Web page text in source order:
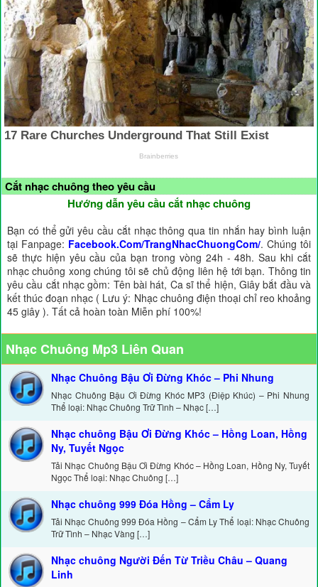
Cắt nhạc chuông theo yêu cầu
Hướng dẫn yêu cầu cắt nhạc chuông
Bạn có thể gửi yêu cầu cắt nhạc thông qua tin nhắn hay bình luận
tại Fanpage: Facebook.Com/TrangNhacChuongCom/. Chúng tôi
sẽ thực hiện yêu cầu của bạn trong vòng 24h - 48h. Sau khi cắt
nhạc chuông xong chúng tôi sẽ chủ động liên hệ tới bạn. Thông tin
yêu cầu cắt nhạc gồm: Tên bài hát, Ca sĩ thể hiện, Giây bắt đầu và
kết thúc đoạn nhạc ( Lưu ý: Nhạc chuông điện thoại chỉ reo khoảng
45 giây ). Tất cả hoàn toàn Miễn phí 100%!
Nhạc Chuông Mp3 Liên Quan
Nhạc Chuông Bậu Ơi Đừng Khóc – Phi Nhung
Nhạc Chuông Bậu Ơi Đừng Khóc MP3 (Điệp Khúc) – Phi Nhung
Thể loại: Nhạc Chuông Trữ Tình – Nhạc […]
Nhạc chuông Bậu Ơi Đừng Khóc – Hồng Loan, Hồng
Ny, Tuyết Ngọc
Tải Nhạc Chuông Bậu Ơi Đừng Khóc – Hồng Loan, Hồng Ny, Tuyết
Ngọc Thể loại: Nhạc Chuông […]
Nhạc chuông 999 Đóa Hồng – Cẩm Ly
Tải Nhạc Chuông 999 Đóa Hồng – Cẩm Ly Thể loại: Nhạc Chuông
Trữ Tình – Nhạc Vàng […]
Nhạc chuông Người Đến Từ Triều Châu – Quang
Linh